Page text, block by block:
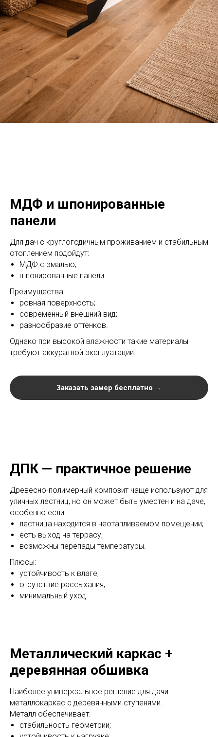
МДФ и шпонированные
панели
Для дач с круглогодичным проживанием и стабильным
отоплением подойдут:
МДФ с эмалью;
шпонированные панели.
Преимущества:
ровная поверхность;
современный внешний вид;
разнообразие оттенков.
Однако при высокой влажности такие материалы
требуют аккуратной эксплуатации.
Заказать замер бесплатно →
ДПК — практичное решение
Древесно-полимерный композит чаще используют для
уличных лестниц, но он может быть уместен и на даче,
особенно если:
лестница находится в неотапливаемом помещении;
есть выход на террасу;
возможны перепады температуры.
Плюсы:
устойчивость к влаге;
отсутствие рассыхания;
минимальный уход.
Металлический каркас +
деревянная обшивка
Наиболее универсальное решение для дачи —
металлокаркас с деревянными ступенями.
Металл обеспечивает:
стабильность геометрии;